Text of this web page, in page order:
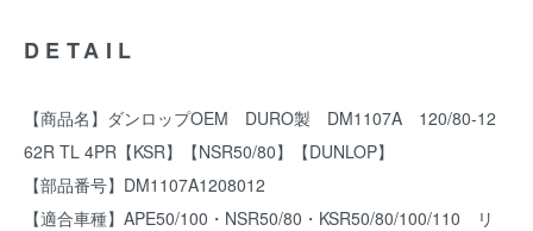
DETAIL
【商品名】ダンロップOEM DURO製 DM1107A 120/80-12
62R TL 4PR【KSR】【NSR50/80】【DUNLOP】
【部品番号】DM1107A1208012
【適合車種】APE50/100・NSR50/80・KSR50/80/100/110 リ